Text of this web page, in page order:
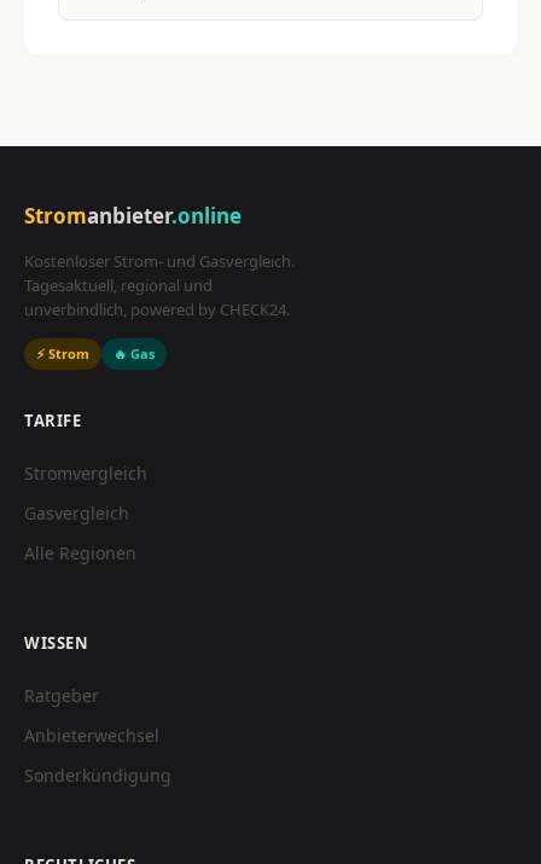
Stromanbieter.online
Kostenloser Strom- und Gasvergleich.
Tagesaktuell, regional und
unverbindlich, powered by CHECK24.
⚡ Strom 🔥 Gas
TARIFE
Stromvergleich
Gasvergleich
Alle Regionen
WISSEN
Ratgeber
Anbieterwechsel
Sonderkündigung